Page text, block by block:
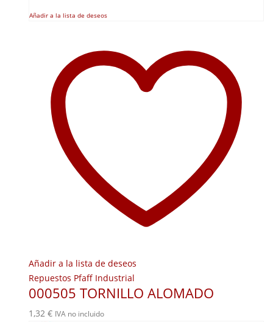
Añadir a la lista de deseos
Añadir a la lista de deseos
Repuestos Pfaff Industrial
000505 TORNILLO ALOMADO
1,32 € IVA no incluido